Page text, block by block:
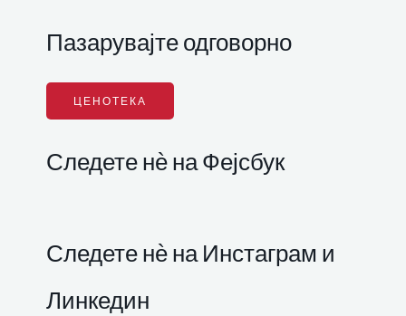
Пазарувајте одговорно
ЦЕНОТЕКА
Следете нѐ на Фејсбук
Следете нѐ на Инстаграм и
Линкедин